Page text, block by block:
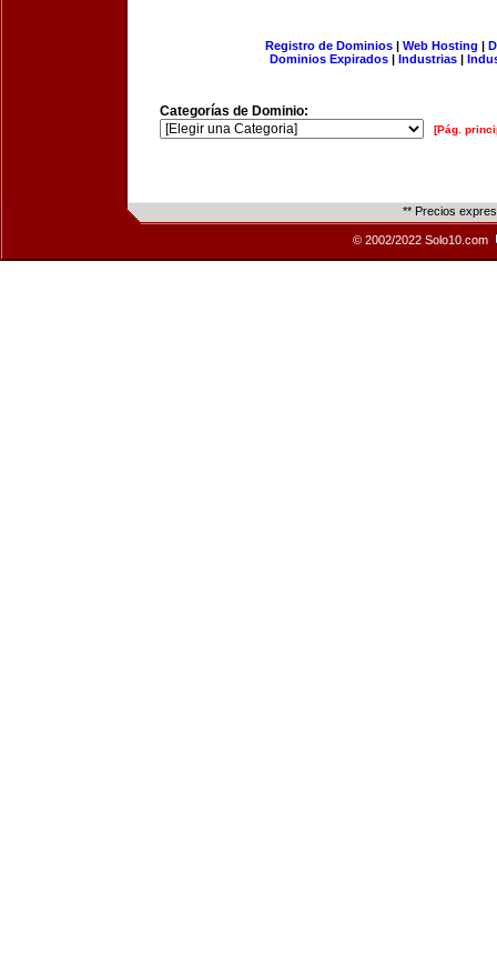
Registro de Dominios| Web Hosting |
Dominios Expirados | Industrias |
Categorías de Dominio:
[Pág.
** Precios
© 2002/2022 Solo10.com